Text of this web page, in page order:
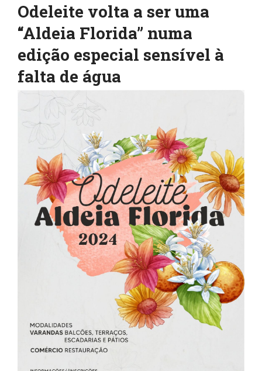
Odeleite volta a ser uma
“Aldeia Florida” numa
edição especial sensível à
falta de água